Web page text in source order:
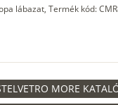
lábazat, Termék kód:
MORE